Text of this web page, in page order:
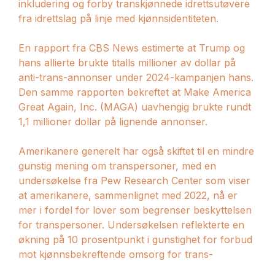
inkludering og forby transkjønnede idrettsutøvere
fra idrettslag på linje med kjønnsidentiteten.
En rapport fra CBS News estimerte at Trump og
hans allierte brukte titalls millioner av dollar på
anti-trans-annonser under 2024-kampanjen hans.
Den samme rapporten bekreftet at Make America
Great Again, Inc. (MAGA) uavhengig brukte rundt
1,1 millioner dollar på lignende annonser.
Amerikanere generelt har også skiftet til en mindre
gunstig mening om transpersoner, med en
undersøkelse fra Pew Research Center som viser
at amerikanere, sammenlignet med 2022, nå er
mer i fordel for lover som begrenser beskyttelsen
for transpersoner. Undersøkelsen reflekterte en
økning på 10 prosentpunkt i gunstighet for forbud
mot kjønnsbekreftende omsorg for trans-